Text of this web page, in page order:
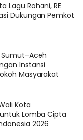
Lagu Rohani, RE
Dukungan Pemkot
Sumut–Aceh
Instansi
Masyarakat
Kota
Lomba Cipta
2026